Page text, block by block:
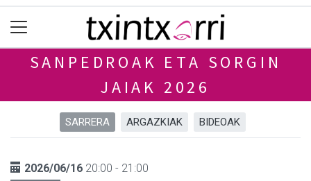
SANPEDROAK ETA SORGIN
JAIAK 2026
SARRERA ARGAZKIAK BIDEOAK
2026/06/16 20:00 - 21:00